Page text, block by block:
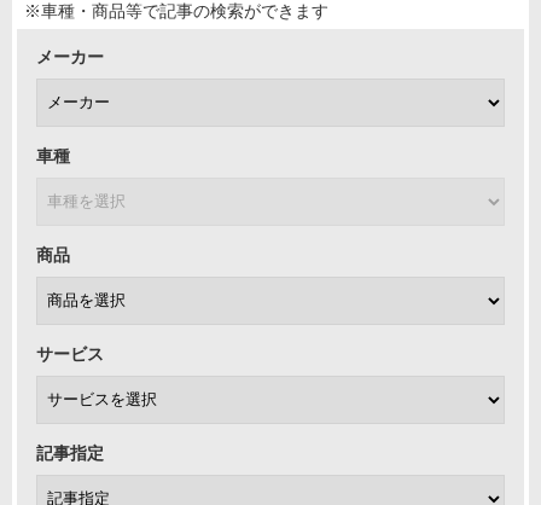
※車種・商品等で記事の検索ができます
メーカー
車種
商品
サービス
記事指定